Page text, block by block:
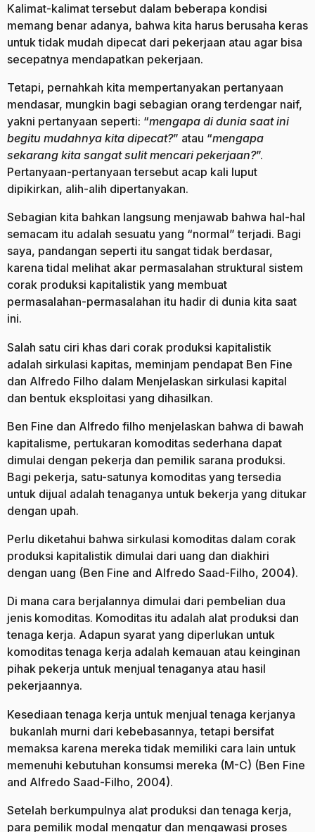
Kalimat-kalimat tersebut dalam beberapa kondisi
memang benar adanya, bahwa kita harus berusaha keras
untuk tidak mudah dipecat dari pekerjaan atau agar bisa
secepatnya mendapatkan pekerjaan.
Tetapi, pernahkah kita mempertanyakan pertanyaan
mendasar, mungkin bagi sebagian orang terdengar naif,
yakni pertanyaan seperti: “mengapa di dunia saat ini
begitu mudahnya kita dipecat?” atau “mengapa
sekarang kita sangat sulit mencari pekerjaan?”.
Pertanyaan-pertanyaan tersebut acap kali luput
dipikirkan, alih-alih dipertanyakan.
Sebagian kita bahkan langsung menjawab bahwa hal-hal
semacam itu adalah sesuatu yang “normal” terjadi. Bagi
saya, pandangan seperti itu sangat tidak berdasar,
karena tidal melihat akar permasalahan struktural sistem
corak produksi kapitalistik yang membuat
permasalahan-permasalahan itu hadir di dunia kita saat
ini.
Salah satu ciri khas dari corak produksi kapitalistik
adalah sirkulasi kapitas, meminjam pendapat Ben Fine
dan Alfredo Filho dalam Menjelaskan sirkulasi kapital
dan bentuk eksploitasi yang dihasilkan.
Ben Fine dan Alfredo filho menjelaskan bahwa di bawah
kapitalisme, pertukaran komoditas sederhana dapat
dimulai dengan pekerja dan pemilik sarana produksi.
Bagi pekerja, satu-satunya komoditas yang tersedia
untuk dijual adalah tenaganya untuk bekerja yang ditukar
dengan upah.
Perlu diketahui bahwa sirkulasi komoditas dalam corak
produksi kapitalistik dimulai dari uang dan diakhiri
dengan uang (Ben Fine and Alfredo Saad-Filho, 2004).
Di mana cara berjalannya dimulai dari pembelian dua
jenis komoditas. Komoditas itu adalah alat produksi dan
tenaga kerja. Adapun syarat yang diperlukan untuk
komoditas tenaga kerja adalah kemauan atau keinginan
pihak pekerja untuk menjual tenaganya atau hasil
pekerjaannya.
Kesediaan tenaga kerja untuk menjual tenaga kerjanya
bukanlah murni dari kebebasannya, tetapi bersifat
memaksa karena mereka tidak memiliki cara lain untuk
memenuhi kebutuhan konsumsi mereka (M-C) (Ben Fine
and Alfredo Saad-Filho, 2004).
Setelah berkumpulnya alat produksi dan tenaga kerja,
para pemilik modal mengatur dan mengawasi proses